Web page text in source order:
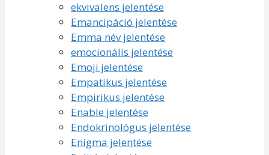
ekvivalens jelentése
Emancipáció jelentése
Emma név jelentése
emocionális jelentése
Emoji jelentése
Empatikus jelentése
Empirikus jelentése
Enable jelentése
Endokrinológus jelentése
Enigma jelentése